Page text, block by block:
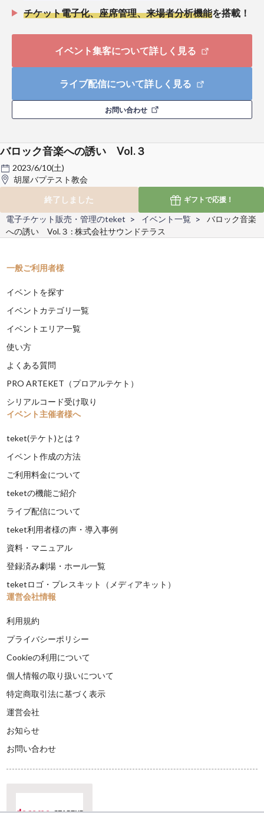
チケット電子化、座席管理、来場者分析機能を搭載！
イベント集客について詳しく見る
ライブ配信について詳しく見る
お問い合わせ
バロック音楽への誘い Vol.３
2023/6/10(土)
胡屋バプテスト教会
終了しました
ギフトで応援！
電子チケット販売・管理のteket イベント一覧
バロック音楽
への誘い Vol.３ : 株式会社サウンドテラス
一般ご利用者様
イベントを探す
イベントカテゴリ一覧
イベントエリア一覧
使い方
よくある質問
PRO ARTEKET（プロアルテケト）
シリアルコード受け取り
イベント主催者様へ
teket(テケト)とは？
イベント作成の方法
ご利用料金について
teketの機能ご紹介
ライブ配信について
teket利用者様の声・導入事例
資料・マニュアル
登録済み劇場・ホール一覧
teketロゴ・プレスキット（メディアキット）
運営会社情報
利用規約
プライバシーポリシー
Cookieの利用について
個人情報の取り扱いについて
特定商取引法に基づく表示
運営会社
お知らせ
お問い合わせ